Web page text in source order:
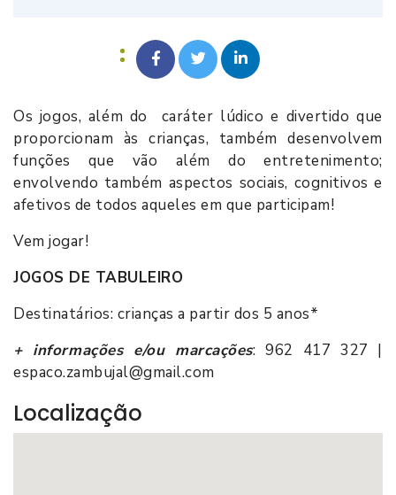
Os jogos, além do caráter lúdico e divertido que
proporcionam às crianças, também desenvolvem
funções que vão além do entretenimento;
envolvendo também aspectos sociais, cognitivos e
afetivos de todos aqueles em que participam!
Vem jogar!
JOGOS DE TABULEIRO
Destinatários: crianças a partir dos 5 anos*
+ informações e/ou marcações: 962 417 327 |
espaco.zambujal@gmail.com
Localização